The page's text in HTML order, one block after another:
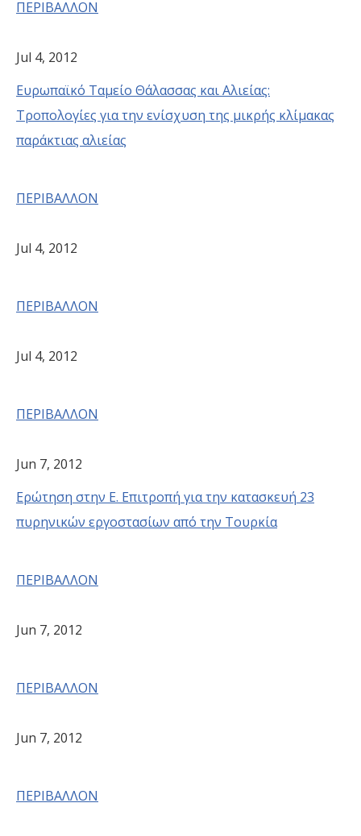
ΠΕΡΙΒΑΛΛΟΝ
Jul 4, 2012
Ευρωπαϊκό Ταμείο Θάλασσας και Αλιείας:
Τροπολογίες για την ενίσχυση της μικρής κλίμακας
παράκτιας αλιείας
ΠΕΡΙΒΑΛΛΟΝ
Jul 4, 2012
ΠΕΡΙΒΑΛΛΟΝ
Jul 4, 2012
ΠΕΡΙΒΑΛΛΟΝ
Jun 7, 2012
Ερώτηση στην Ε. Επιτροπή για την κατασκευή 23
πυρηνικών εργοστασίων από την Τουρκία
ΠΕΡΙΒΑΛΛΟΝ
Jun 7, 2012
ΠΕΡΙΒΑΛΛΟΝ
Jun 7, 2012
ΠΕΡΙΒΑΛΛΟΝ